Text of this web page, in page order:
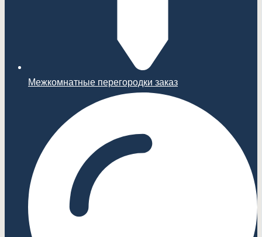
Межкомнатные перегородки заказ